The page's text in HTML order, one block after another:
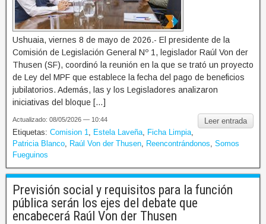
Ushuaia, viernes 8 de mayo de 2026.- El presidente de la
Comisión de Legislación General Nº 1, legislador Raúl Von der
Thusen (SF), coordinó la reunión en la que se trató un proyecto
de Ley del MPF que establece la fecha del pago de beneficios
jubilatorios. Además, las y los Legisladores analizaron
iniciativas del bloque […]
Leer entrada
Actualizado: 08/05/2026 — 10:44
Etiquetas: Comision 1 Estela Laveña Ficha Limpia
Patricia Blanco
Raúl Von der Thusen Reencontrándonos Somos
Fueguinos
Previsión social y requisitos para la función
pública serán los ejes del debate que
encabecerá Raúl Von der Thusen